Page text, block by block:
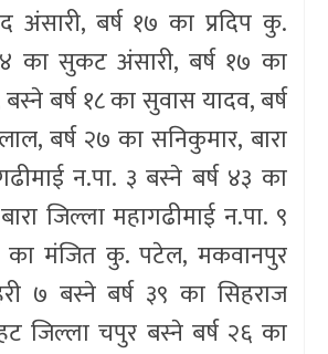
अंसारी, बर्ष १७ का प्रदिप कु.
का सुकट अंसारी, बर्ष १७ का
बर्ष १८ का सुवास यादव, बर्ष
बर्ष २७ का सनिकुमार, बारा
न.पा. ३ बस्ने बर्ष ४३ का
जिल्ला महागढीमाई न.पा. ९
का मंजित कु. पटेल, मकवानपुर
७ बस्ने बर्ष ३९ का सिहराज
जिल्ला चपुर बस्ने बर्ष २६ का